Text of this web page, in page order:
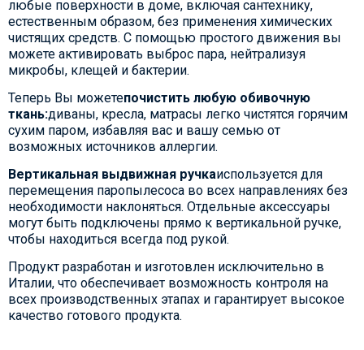
любые поверхности в доме, включая сантехнику,
естественным образом, без применения химических
чистящих средств. С помощью простого движения вы
можете активировать выброс пара, нейтрализуя
микробы, клещей и бактерии.
Теперь Вы можетепочистить любую обивочную
ткань:диваны, кресла, матрасы легко чистятся горячим
сухим паром, избавляя вас и вашу семью от
возможных источников аллергии.
Вертикальная выдвижная ручкаиспользуется для
перемещения паропылесоса во всех направлениях без
необходимости наклоняться. Отдельные аксессуары
могут быть подключены прямо к вертикальной ручке,
чтобы находиться всегда под рукой.
Продукт разработан и изготовлен исключительно в
Италии, что обеспечивает возможность контроля на
всех производственных этапах и гарантирует высокое
качество готового продукта.